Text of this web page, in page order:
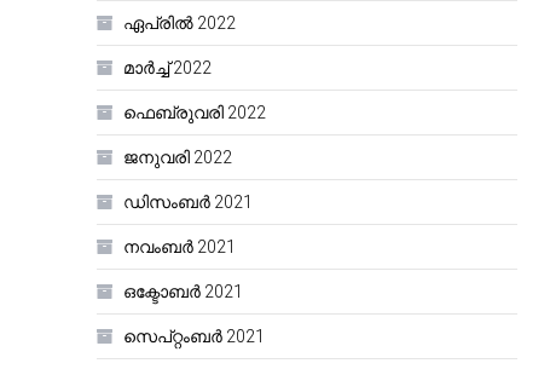
ഏപ്രിൽ 2022
മാർച്ച്‌ 2022
ഫെബ്രുവരി 2022
ജനുവരി 2022
ഡിസംബർ 2021
നവംബർ 2021
ഒക്ടോബർ 2021
സെപ്റ്റംബർ 2021